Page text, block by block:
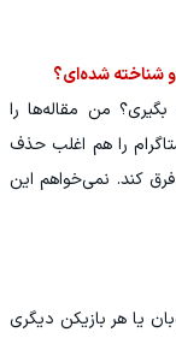
شناخته شده‌ای؟
من مقاله‌ها را
را هم اغلب حذف
کند. نمی‌خواهم این
یا هر بازیکن دیگری